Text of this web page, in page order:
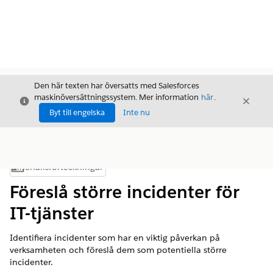
Stäng
Den här texten har översatts med Salesforces
maskinöversättningssystem. Mer information här.
Byt till engelska
Inte nu
Stäng
Visa innehållsförteckning
Innehållsförteckningar
Föreslå större incidenter för
IT-tjänster
Identifiera incidenter som har en viktig påverkan på
verksamheten och föreslå dem som potentiella större
incidenter.